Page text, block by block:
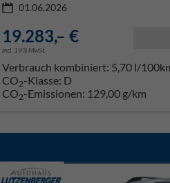
01.06.2026
19.283,– €
incl. 19% MwSt.
Verbrauch kombiniert: 5,70 l/
CO2-Klasse: D
CO2-Emissionen: 129,00 g/km